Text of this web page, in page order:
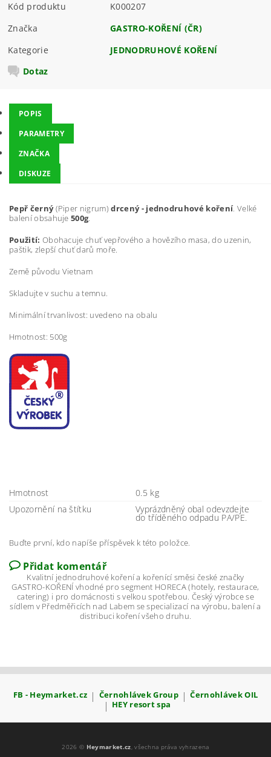
Kód produktu
K000207
Značka
GASTRO-KOŘENÍ (ČR)
Kategorie
JEDNODRUHOVÉ KOŘENÍ
Dotaz
POPIS
PARAMETRY
ZNAČKA
DISKUZE
Pepř černý(Piper nigrum)drcený - jednodruhové koření. Velké
balení obsahuje500g.
Použití: Obohacuje chuť vepřového a hovězího masa, do uzenin,
paštik, zlepší chuť darů moře.
Země původu Vietnam
Skladujte v suchu a temnu.
Minimální trvanlivost: uvedeno na obalu
Hmotnost: 500g
Hmotnost
0.5 kg
Upozornění na štítku
Vyprázdněný obal odevzdejte
do tříděného odpadu PA/PE.
Buďte první, kdo napíše příspěvek k této položce.
Přidat komentář
Kvalitní jednodruhové koření a kořenící směsi české značky
GASTRO-KOŘENÍ vhodné pro segment HORECA (hotely, restaurace,
catering) i pro domácnosti s velkou spotřebou. Český výrobce se
sídlem v Předměřicích nad Labem se specializací na výrobu, balení a
distribuci koření všeho druhu.
FB - Heymarket.cz | Černohlávek Group | Černohlávek OIL
| HEY resort spa
2026 © Heymarket.cz , všechna práva vyhrazena